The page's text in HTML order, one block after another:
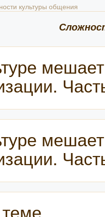
культуры общения
мешает
мешает